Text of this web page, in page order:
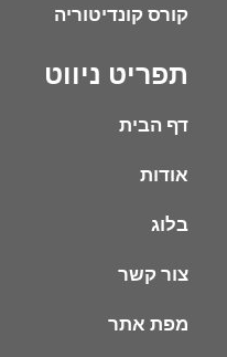
תפריט ניווט
דף הבית
אודות
בלוג
צור קשר
מפת אתר
קורס קונדיטוריה